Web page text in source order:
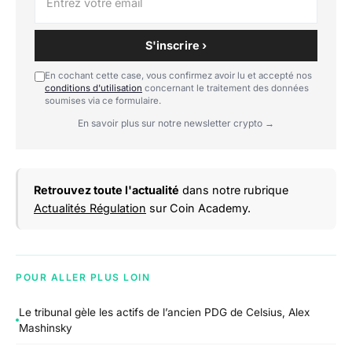
S'inscrire ›
En cochant cette case, vous confirmez avoir lu et accepté nos
conditions d'utilisation concernant le traitement des données
soumises via ce formulaire.
En savoir plus sur notre newsletter crypto →
Retrouvez toute l'actualité dans notre rubrique
Actualités Régulation sur Coin Academy.
POUR ALLER PLUS LOIN
Le tribunal gèle les actifs de l’ancien PDG de Celsius, Alex
Mashinsky